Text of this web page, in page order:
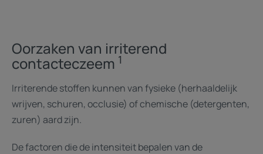
Oorzaken van irriterend
contacteczeem 1
Irriterende stoffen kunnen van fysieke (herhaaldelijk
wrijven, schuren, occlusie) of chemische (detergenten,
zuren) aard zijn.
De factoren die de intensiteit bepalen van de